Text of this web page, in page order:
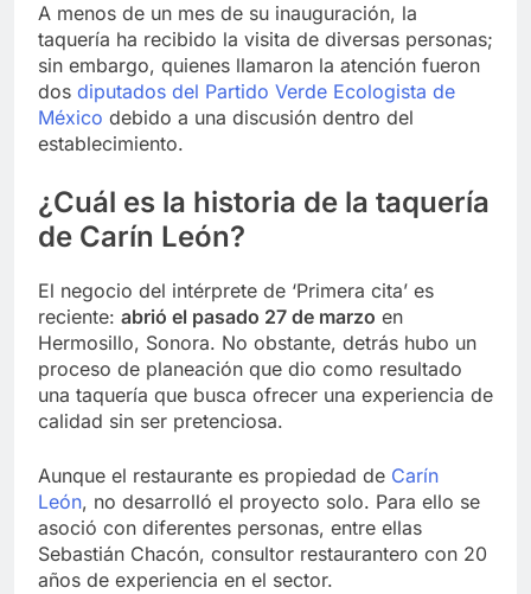
A menos de un mes de su inauguración, la
taquería ha recibido la visita de diversas personas;
sin embargo, quienes llamaron la atención fueron
dos diputados del Partido Verde Ecologista de
México debido a una discusión dentro del
establecimiento.
¿Cuál es la historia de la taquería
de Carín León?
El negocio del intérprete de ‘Primera cita’ es
reciente: abrió el pasado 27 de marzo en
Hermosillo, Sonora. No obstante, detrás hubo un
proceso de planeación que dio como resultado
una taquería que busca ofrecer una experiencia de
calidad sin ser pretenciosa.
Aunque el restaurante es propiedad de Carín
León, no desarrolló el proyecto solo. Para ello se
asoció con diferentes personas, entre ellas
Sebastián Chacón, consultor restaurantero con 20
años de experiencia en el sector.